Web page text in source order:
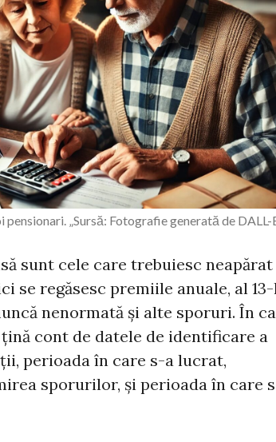
„Sursă: Fotografie generată de DALL-
sunt cele care trebuiesc neapărat
se regăsesc premiile anuale, al
nenormată și alte sporuri. În
cont de datele de identificare a
perioada în care s-a lucrat,
sporurilor, și perioada în care